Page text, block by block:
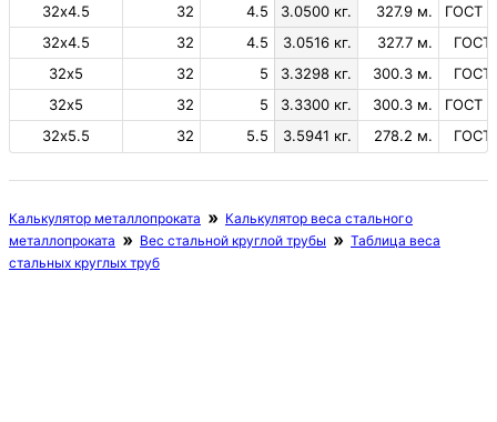
32х4.5
32 4.5 3.0500 кг. 327.9 м.
ГОСТ
32х4.5
32 4.5 3.0516 кг. 327.7 м.
ГОСТ
32х5
32 5 3.3298 кг. 300.3 м.
ГОСТ
32х5
32 5 3.3300 кг. 300.3 м.
ГОСТ
32х5.5
32 5.5 3.5941 кг. 278.2 м. ГОСТ
Калькулятор металлопроката
Калькулятор веса стального
металлопроката
Вес стальной круглой трубы
Таблица веса
стальных круглых труб